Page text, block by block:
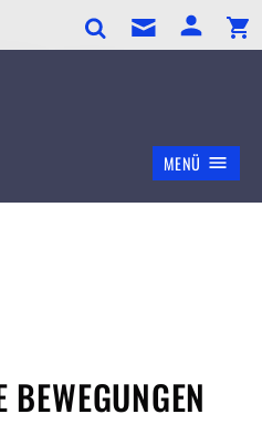
MENÜ
BEWEGUNGEN